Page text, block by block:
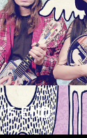
END